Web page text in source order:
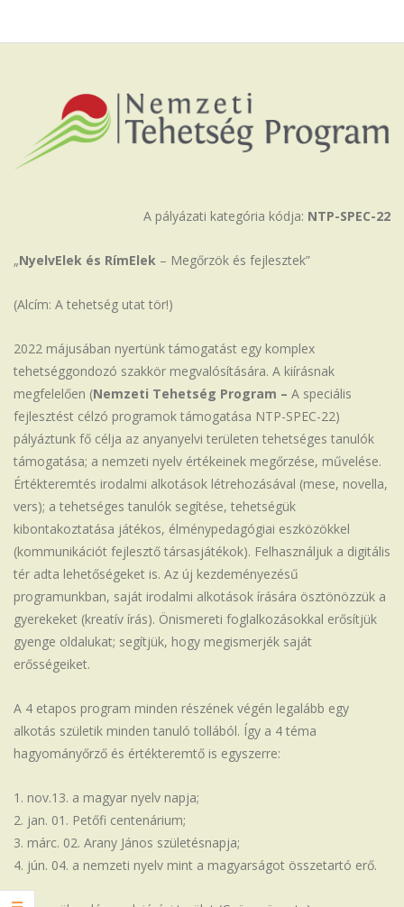
Iskola
A pályázati kategória kódja: NTP-SPEC-22
„NyelvElek és RímElek – Megőrzök és fejlesztek”
(Alcím: A tehetség utat tör!)
2022 májusában nyertünk támogatást egy komplex
tehetséggondozó szakkör megvalósítására. A kiírásnak
megfelelően (Nemzeti Tehetség Program – A speciális
fejlesztést célzó programok támogatása NTP-SPEC-22)
pályáztunk fő célja az anyanyelvi területen tehetséges tanulók
támogatása; a nemzeti nyelv értékeinek megőrzése, művelése.
Értékteremtés irodalmi alkotások létrehozásával (mese, novella,
vers); a tehetséges tanulók segítése, tehetségük
kibontakoztatása játékos, élménypedagógiai eszközökkel
(kommunikációt fejlesztő társasjátékok). Felhasználjuk a digitális
tér adta lehetőségeket is. Az új kezdeményezésű
programunkban, saját irodalmi alkotások írására ösztönözzük a
gyerekeket (kreatív írás). Önismereti foglalkozásokkal erősítjük
gyenge oldalukat; segítjük, hogy megismerjék saját
erősségeiket.
A 4 etapos program minden részének végén legalább egy
alkotás születik minden tanuló tollából. Így a 4 téma
hagyományőrző és értékteremtő is egyszerre:
nov.13. a magyar nyelv napja;
jan. 01. Petőfi centenárium;
márc. 02. Arany János születésnapja;
jún. 04. a nemzeti nyelv mint a magyarságot összetartó erő.